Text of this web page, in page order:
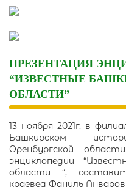
Skip
content
ПРЕЗЕНТАЦИЯ
“ИЗВЕСТНЫЕ
ОБЛАСТИ”
13 ноября 2021г. в
Башкирском
Оренбургской
энциклопедии
области “,
краевед Фаниль